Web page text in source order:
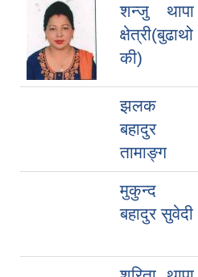
शन्जु थापा
क्षेत्री(बुढाथो
की)
झलक
बहादुर
तामाङ्ग
मुकुन्द
बहादुर सुवेदी